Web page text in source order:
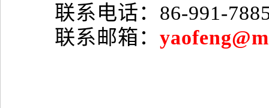
联系电话：86-991-
联系邮箱：